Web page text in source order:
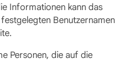
Informationen kann das
Benutzernamen
Personen, die auf die